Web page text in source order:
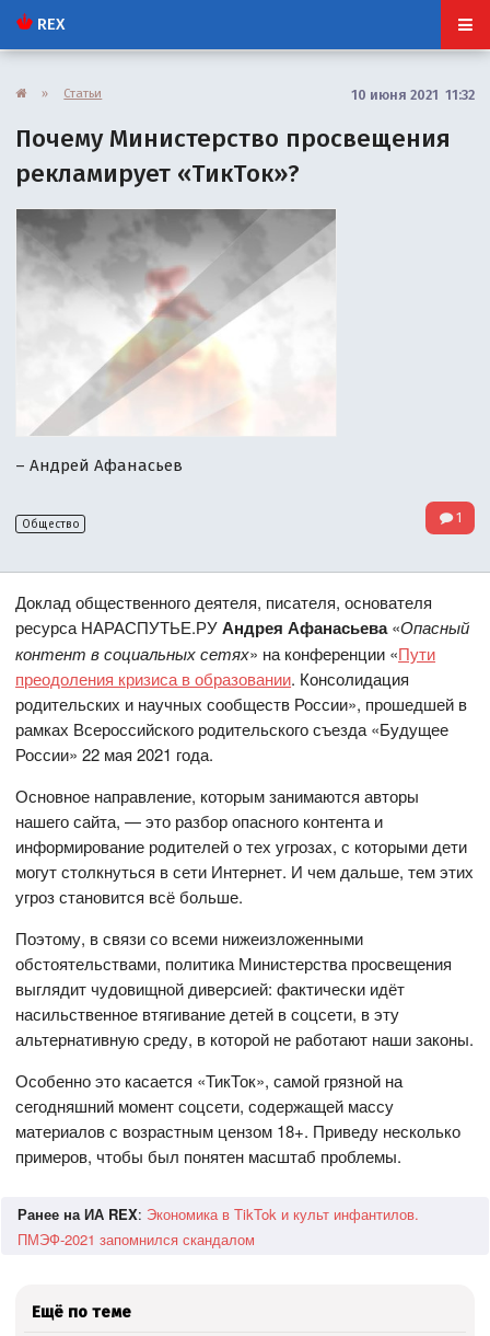
REX
» Статьи 10 июня 2021 11:32
Почему Министерство просвещения
рекламирует «ТикТок»?
– Андрей Афанасьев
Общество 1
Доклад общественного деятеля, писателя, основателя
ресурса НАРАСПУТЬЕ.РУАндрея Афанасьева«Опасный
контент в социальных сетях» на конференции «Пути
преодоления кризиса в образовании. Консолидация
родительских и научных сообществ России», прошедшей в
рамках Всероссийского родительского съезда «Будущее
России» 22 мая 2021 года.
Основное направление, которым занимаются авторы
нашего сайта, — это разбор опасного контента и
информирование родителей о тех угрозах, с которыми дети
могут столкнуться в сети Интернет. И чем дальше, тем этих
угроз становится всё больше.
Поэтому, в связи со всеми нижеизложенными
обстоятельствами, политика Министерства просвещения
выглядит чудовищной диверсией: фактически идёт
насильственное втягивание детей в соцсети, в эту
альтернативную среду, в которой не работают наши законы.
Особенно это касается «ТикТок», самой грязной на
сегодняшний момент соцсети, содержащей массу
материалов с возрастным цензом 18+. Приведу несколько
примеров, чтобы был понятен масштаб проблемы.
Ранее на ИА REX: Экономика в TikTok и культ инфантилов.
ПМЭФ-2021 запомнился скандалом
Ещё по теме